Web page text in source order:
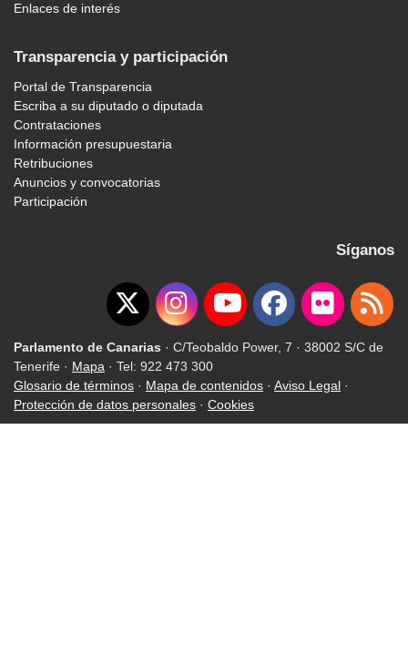
Enlaces de interés
Transparencia y participación
Portal de Transparencia
Escriba a su diputado o diputada
Contrataciones
Información presupuestaria
Retribuciones
Anuncios y convocatorias
Participación
Síganos
Parlamento de Canarias · C/Teobaldo Power, 7 · 38002 S/C de
Tenerife · Mapa · Tel: 922 473 300
Glosario de términos · Mapa de contenidos · Aviso Legal ·
Protección de datos personales · Cookies